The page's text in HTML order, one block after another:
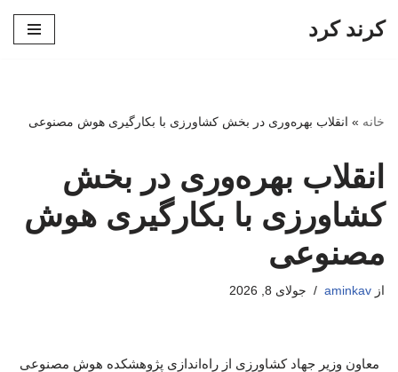
کرند کرد
خانه » انقلاب بهره‌وری در بخش کشاورزی با بکارگیری هوش مصنوعی
انقلاب بهره‌وری در بخش
کشاورزی با بکارگیری هوش
مصنوعی
از aminkav جولای 8, 2026
معاون وزیر جهاد کشاورزی از راه‌اندازی پژوهشکده هوش مصنوعی